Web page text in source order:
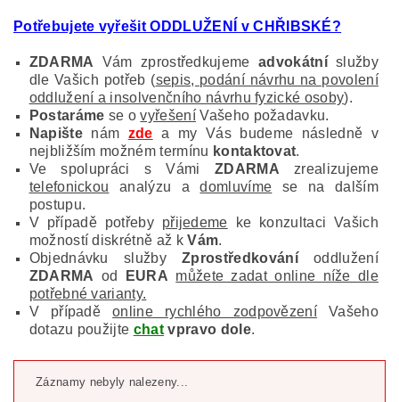
Potřebujete vyřešit ODDLUŽENÍ v CHŘIBSKÉ?
ZDARMA Vám zprostředkujeme advokátníslužby
dle Vašich potřeb (sepis, podání návrhu na povolení
oddlužení a insolvenčního návrhu fyzické osoby).
Postaráme se ovyřešeníVašeho požadavku.
Napištenám zde a my Vás budeme následně v
nejbližším možném termínu kontaktovat.
Ve spolupráci s Vámi ZDARMA zrealizujeme
telefonickou analýzu adomluvíme se na dalším
postupu.
V případě potřeby přijedeme ke konzultaci Vašich
možností diskrétně až kVám.
Objednávku služby
Zprostředkováníoddlužení
ZDARMA od EURA můžete zadat online níže dle
potřebné varianty.
V případěonline rychlého zodpovězení Vašeho
dotazu použijte chatvpravo dole.
Záznamy nebyly nalezeny...